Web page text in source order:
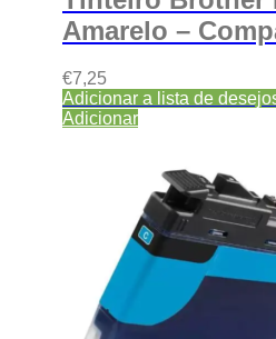
Amarelo –
€7,25
Adicionar a lista de
Adicionar